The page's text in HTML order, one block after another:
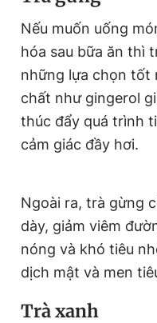
© 2003-2026 Bản quyền
chép dưới mọi hình thức
bản. Phát triển bởi ePi
Nếu muốn uống
hóa sau bữa ăn thì
những lựa chọn tốt
chất như gingerol
thúc đẩy quá trình
cảm giác đầy hơi.
Ngoài ra, trà gừng
dày, giảm viêm
nóng và khó tiêu
dịch mật và men
Trà xanh